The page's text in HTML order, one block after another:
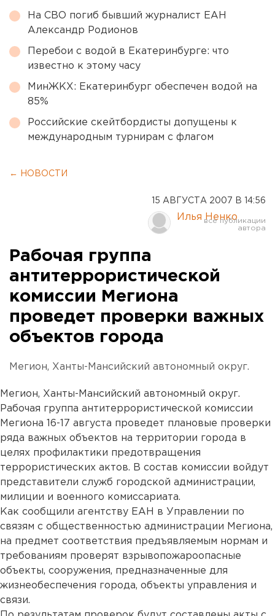
На СВО погиб бывший журналист ЕАН
Александр Родионов
Перебои с водой в Екатеринбурге: что
известно к этому часу
МинЖКХ: Екатеринбург обеспечен водой на
85%
Российские скейтбордисты допущены к
международным турнирам с флагом
← НОВОСТИ
15 АВГУСТА 2007 В 14:56
Илья Ненко
Рабочая группа
антитеррористической
комиссии Мегиона
проведет проверки важных
объектов города
Мегион, Ханты-Мансийский автономный округ.
Мегион, Ханты-Мансийский автономный округ.
Рабочая группа антитеррористической комиссии
Мегиона 16-17 августа проведет плановые проверки
ряда важных объектов на территории города в
целях профилактики предотвращения
террористических актов. В состав комиссии войдут
представители служб городской администрации,
милиции и военного комиссариата.
Как сообщили агентству ЕАН в Управлении по
связям с общественностью администрации Мегиона,
на предмет соответствия предъявляемым нормам и
требованиям проверят взрывопожароопасные
объекты, сооружения, предназначенные для
жизнеобеспечения города, объекты управления и
связи.